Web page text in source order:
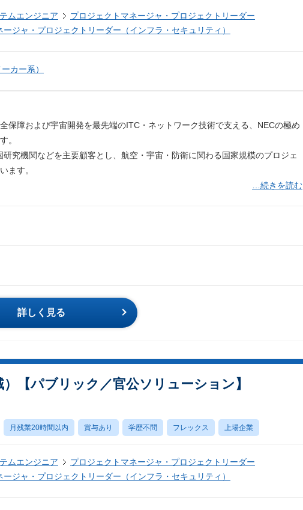
ムエンジニア
プロジェクトマネージャ・プロジェクトリーダー
ジャ・プロジェクトリーダー（インフラ・セキュリティ）
カー系）
保障および宇宙開発を最先端のITC・ネットワーク技術で支える、NECの極め
。
研究機関などを主要顧客とし、航空・宇宙・防衛に関わる国家規模のプロジェ
ます。
…続きを読む
詳しく見る
【パブリック／官公ソリューション】
月残業20時間以内 賞与あり 学歴不問 フレックス 上場企業
ムエンジニア
プロジェクトマネージャ・プロジェクトリーダー
ジャ・プロジェクトリーダー（インフラ・セキュリティ）